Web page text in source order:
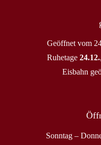
Geöffnet vom
Ruhetage 24.12.,
Eisbahn
Sonntag –